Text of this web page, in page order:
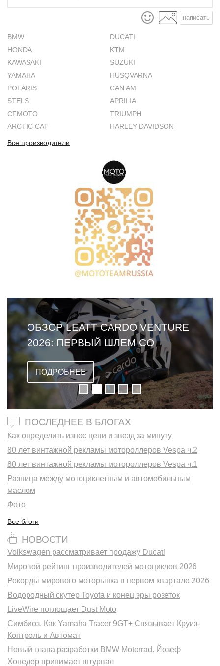
написать
BMW
DUCATI
HONDA
KTM
KAWASAKI
SUZUKI
YAMAHA
HUSQVARNA
POLARIS
CAN AM
STELS
APRILIA
CFMOTO
TRIUMPH
ARCTIC CAT
HARLEY DAVIDSON
Все производители
ОБЗОР LEATT CARDO VENTURE
2026: ПЕРВЫЙ ШЛЕМ СО
ВСТРОЕННОЙ ГАРНИТУРОЙ
ПОДРОБНЕЕ
ПОСЛЕДНЕЕ В БЛОГАХ
Как определить износ цепи и звезд за минуту
80 лет винтажной рекламы мотороллеров Vespa ч.2
80 лет винтажной рекламы мотороллеров Vespa ч.1
Разница между мотоциклетным и автомобильным
маслом
Фото
Все блоги
НОВОСТИ
Volkswagen рассматривает продажу Ducati
Мировой рейтинг производителей мотоциклов 2026
Рекорды мирового моторынка в первом квартале 2026
Водородный скутер Toyota и конец эры розеток
LiveWire поглощает Dust Moto
Симбиоз. Как Yamaha Tracer 9GT+ Связывает Круиз-
Контроль и Автомат
Новый глава разработки BMW Motorrad. Йозеф
Хонедер принимает штурвал